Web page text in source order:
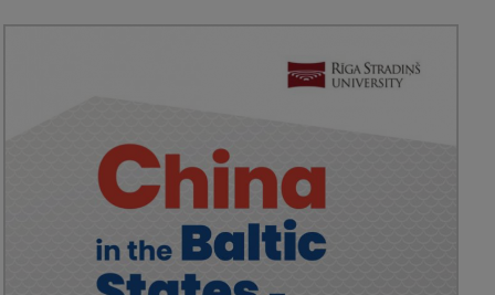
Mūsu cilvēki
Vēsture un tradīcijas
Identitāte
RSU fonds